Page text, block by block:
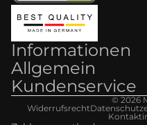
Informationen
Allgemein
Kundenservice
© 2026
Widerrufsrecht